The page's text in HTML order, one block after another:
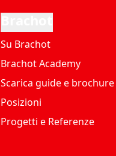
Su Brachot
Brachot Academy
Scarica guide e brochure
Posizioni
Progetti e Referenze